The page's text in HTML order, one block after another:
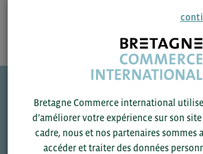
Une question ?
VOS CONTACTS
Bretagne Commerce international
d’améliorer votre expérience sur son
cadre, nous et nos partenaires sommes
accéder et traiter des données